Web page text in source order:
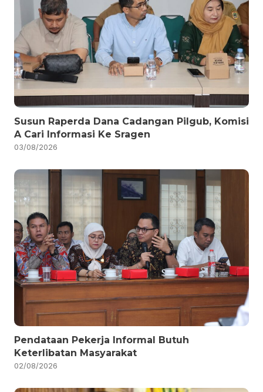
Susun Raperda Dana Cadangan Pilgub, Komisi
A Cari Informasi Ke Sragen
03/08/2026
Pendataan Pekerja Informal Butuh
Keterlibatan Masyarakat
02/08/2026